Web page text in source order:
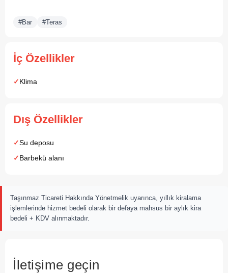
#Bar #Teras
İç Özellikler
Klima
Dış Özellikler
Su deposu
Barbekü alanı
Taşınmaz Ticareti Hakkında Yönetmelik uyarınca, yıllık kiralama
işlemlerinde hizmet bedeli olarak bir defaya mahsus bir aylık kira
bedeli + KDV alınmaktadır.
İletişime geçin